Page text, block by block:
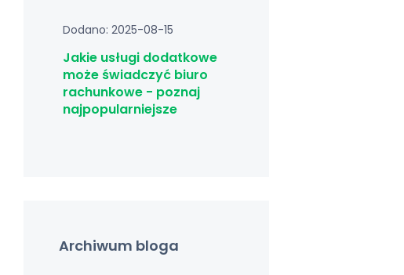
Dodano: 2025-08-15
Jakie usługi dodatkowe
może świadczyć biuro
rachunkowe - poznaj
najpopularniejsze
Archiwum bloga